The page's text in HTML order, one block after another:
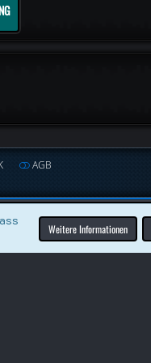
AGB
Weitere Informationen